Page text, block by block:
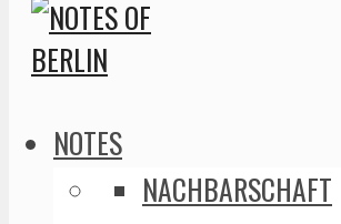
NOTES
NACHBARSCHAFT